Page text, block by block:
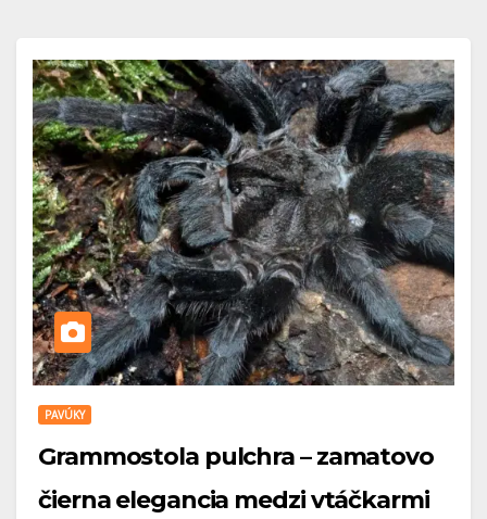
PAVÚKY
Grammostola pulchra – zamatovo
čierna elegancia medzi vtáčkarmi